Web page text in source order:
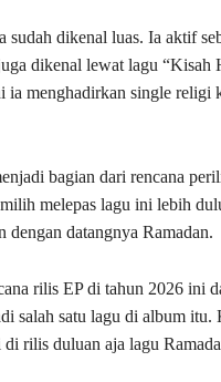
sudah dikenal luas. Ia aktif
dikenal lewat lagu “Kisah
ia menghadirkan single religi
bagian dari rencana
melepas lagu ini lebih
dengan datangnya Ramadan.
rilis EP di tahun 2026 ini
salah satu lagu di album itu.
di rilis duluan aja lagu